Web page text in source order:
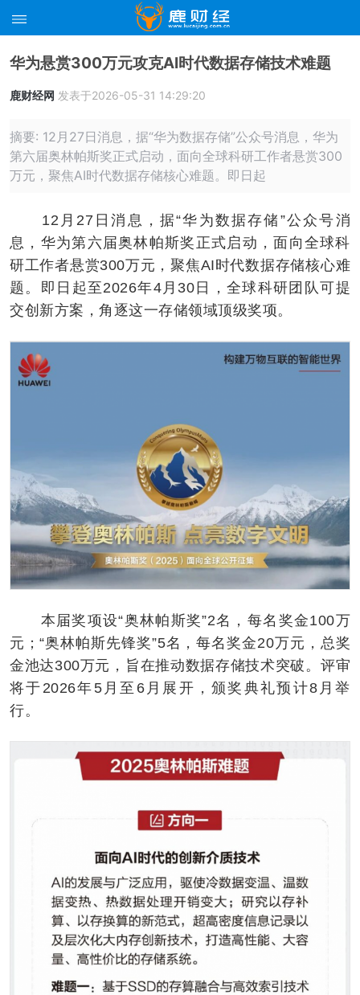
华为悬赏300万元攻克AI时代数据存储技术难题
鹿财经网 发表于2026-05-31 14:29:20
摘要: 12月27日消息，据“华为数据存储”公众号消息，华为
第六届奥林帕斯奖正式启动，面向全球科研工作者悬赏300
万元，聚焦AI时代数据存储核心难题。即日起
12月27日消息，据“华为数据存储”公众号消
息，华为第六届奥林帕斯奖正式启动，面向全球科
研工作者悬赏300万元，聚焦AI时代数据存储核心难
题。即日起至2026年4月30日，全球科研团队可提
交创新方案，角逐这一存储领域顶级奖项。
本届奖项设“奥林帕斯奖”2名，每名奖金100万
元；“奥林帕斯先锋奖”5名，每名奖金20万元，总奖
金池达300万元，旨在推动数据存储技术突破。评审
将于2026年5月至6月展开，颁奖典礼预计8月举
行。